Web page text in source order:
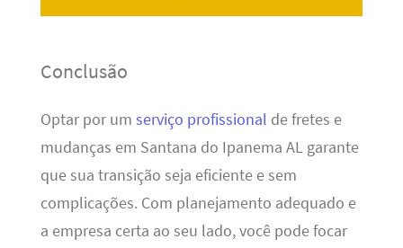
Conclusão
Optar por um serviço profissional de fretes e
mudanças em Santana do Ipanema AL garante
que sua transição seja eficiente e sem
complicações. Com planejamento adequado e
a empresa certa ao seu lado, você pode focar